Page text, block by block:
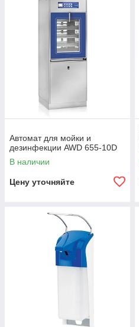
Автомат для мойки и
дезинфекции AWD 655-10D
В наличии
Цену уточняйте